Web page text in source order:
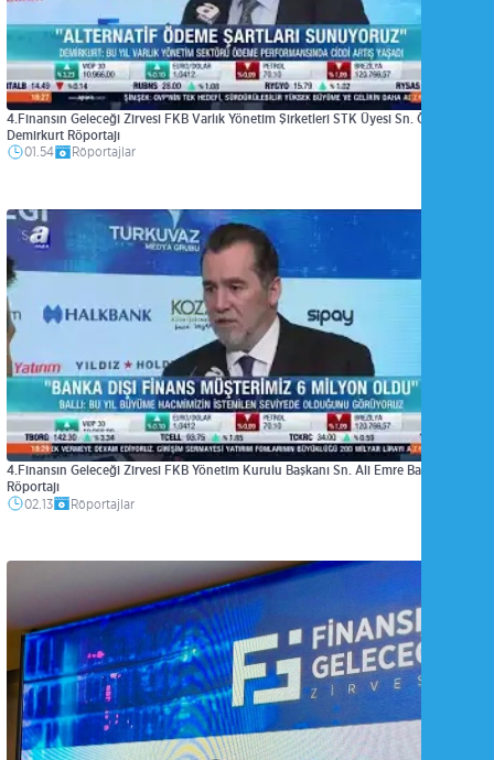
4.Finansın Geleceği Zirvesi FKB Varlık Yönetim Şirketleri STK Üyesi Sn. Önder
Demirkurt Röportajı
01.54
Röportajlar
4.Finansın Geleceği Zirvesi FKB Yönetim Kurulu Başkanı Sn. Ali Emre Ballı
Röportajı
02.13
Röportajlar